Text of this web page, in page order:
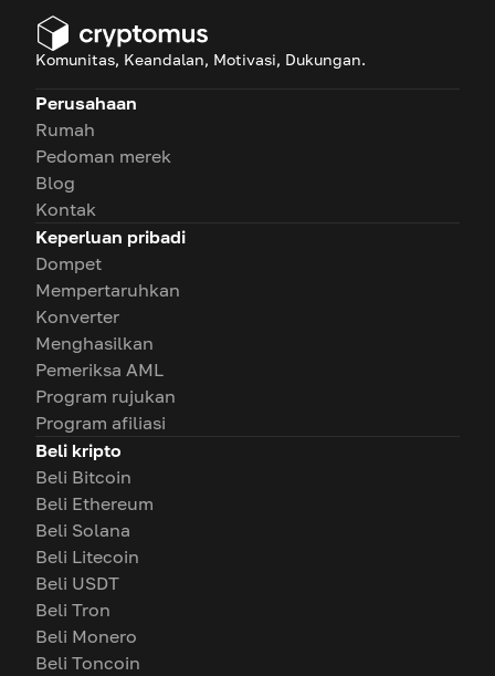
Komunitas, Keandalan, Motivasi, Dukungan.
Perusahaan
Rumah
Pedoman merek
Blog
Kontak
Keperluan pribadi
Dompet
Mempertaruhkan
Konverter
Menghasilkan
Pemeriksa AML
Program rujukan
Program afiliasi
Beli kripto
Beli Bitcoin
Beli Ethereum
Beli Solana
Beli Litecoin
Beli USDT
Beli Tron
Beli Monero
Beli Toncoin